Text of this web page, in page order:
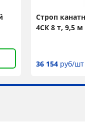
Строп
4СК 8 т, 9,5
36 154 руб/шт